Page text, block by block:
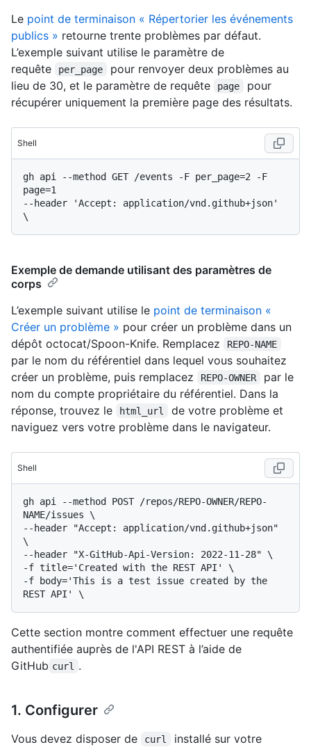
Le point de terminaison « Répertorier les événements
publics » retourne trente problèmes par défaut.
L’exemple suivant utilise le paramètre de
requête
per_page
pour renvoyer deux problèmes au
lieu de 30, et le paramètre de requête
page
pour
récupérer uniquement la première page des résultats.
Shell
gh api --method GET /events -F per_page=2 -F
page=1
--header 'Accept: application/vnd.github+json'
Exemple de demande utilisant des paramètres de
corps
L’exemple suivant utilise le point de terminaison «
Créer un problème » pour créer un problème dans un
dépôt octocat/Spoon-Knife. Remplacez
REPO-NAME
par le nom du référentiel dans lequel vous souhaitez
créer un problème, puis remplacez
REPO-OWNER
par le
nom du compte propriétaire du référentiel. Dans la
réponse, trouvez le
html_url
de votre problème et
naviguez vers votre problème dans le navigateur.
Shell
gh api --method POST /repos/REPO-OWNER/REPO-
NAME/issues \
--header "Accept: application/vnd.github+json"
\
--header "X-GitHub-Api-Version: 2022-11-28" \
-f title='Created with the REST API' \
-f body='This is a test issue created by the
Cette section montre comment effectuer une requête
authentifiée auprès de l'API REST à l’aide de
GitHub curl .
1. Configurer
Vous devez disposer de curl
installé sur votre